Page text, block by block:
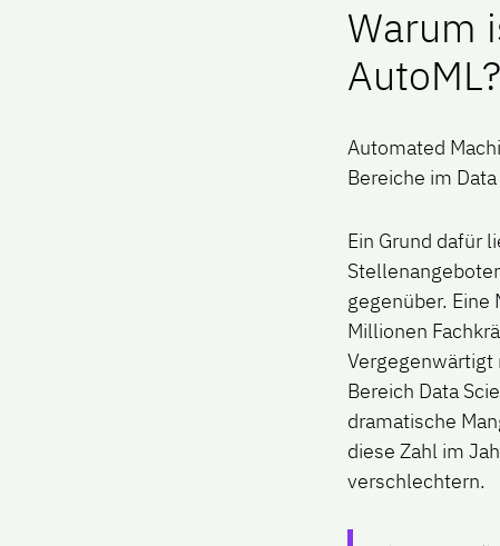
Waru​m
AutoML?
Automated
Bereiche im
Ein Grund dafür
gegenüber. Eine
Millionen
Bereich Data
dramatische
diese Zahl im
verschlechtern.